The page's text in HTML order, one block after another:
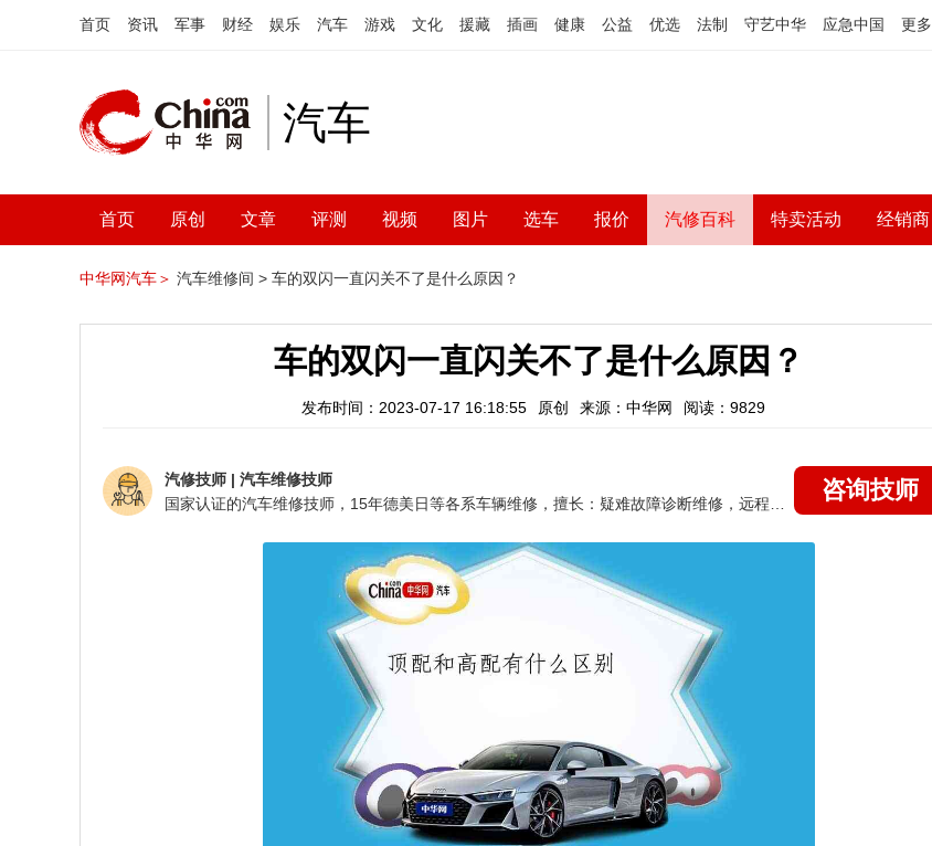
首页 资讯 军事 财经 娱乐 汽车 游戏 文化 援藏 插画 健康 公益 优选 法制 守艺中华 应急中国 更多
汽车
首页 原创 文章 评测 视频 图片 选车 报价 汽修百科 特卖活动 经销商
中华网汽车＞ 汽车维修间 > 车的双闪一直闪关不了是什么原因？
车的双闪一直闪关不了是什么原因？
发布时间：2023-07-17 16:18:55 原创 来源：中华网 阅读：9829
汽修技师 | 汽车维修技师
咨询技师